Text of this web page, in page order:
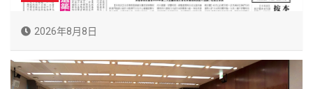
2026年8月8日